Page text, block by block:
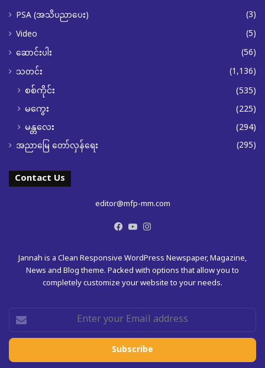
PSA (အသိပညာပေး)
(3)
Video
(5)
ဆောင်းပါး
(56)
သတင်း
(1,136)
စစ်ကိုင်း
(535)
မကွေး
(225)
မန္တလေး
(294)
အညာမြေ တော်လှန်ရေး (295)
Contact Us
editor@mfp-mm.com
Facebook
YouTube
Jannah is a Clean Responsive WordPress Newspaper, Magazine,
News and Blog theme. Packed with options that allow you to
completely customize your website to your needs.
Enter
your
Email